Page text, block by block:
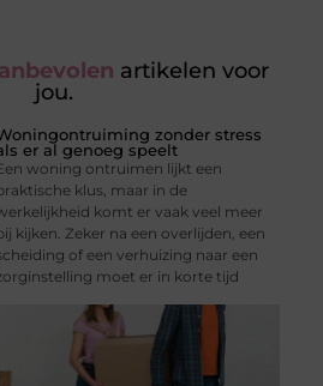
artikelen voor
jou.
zonder stress
er al genoeg speelt
woning ontruimen lijkt een
klus, maar in de
komt er vaak veel meer
kijken. Zeker na een overlijden, een
of een verhuizing naar een
moet er in korte tijd